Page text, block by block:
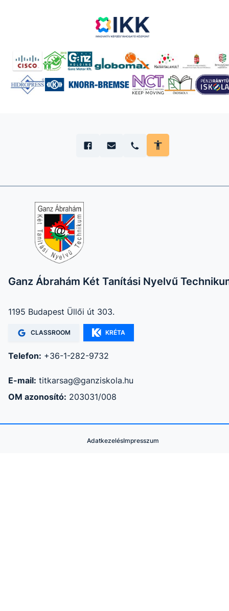
Ganz Ábrahám Két Tanítási Nyelvű
1195 Budapest Üllői út 303.
CLASSROOM KRÉTA
Telefon: +36-1-282-9732
E-mail: titkarsag@ganziskola.hu
OM azonosító: 203031/008
AdatkezelésImpresszum